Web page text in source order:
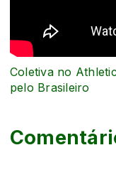
Coletiva no
pelo Brasileiro